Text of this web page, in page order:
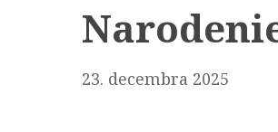
23. decembra 2025